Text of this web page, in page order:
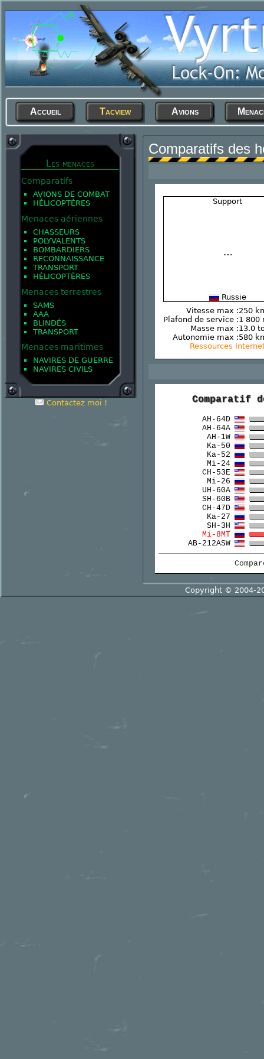
Accueil Tacview Avions
Les menaces
Comparatifs
AVIONS DE COMBAT
HÉLICOPTÈRES
Menaces aériennes
CHASSEURS
POLYVALENTS
BOMBARDIERS
RECONNAISSANCE
TRANSPORT
HÉLICOPTÈRES
Menaces terrestres
SAMS
AAA
BLINDÉS
TRANSPORT
Menaces maritimes
NAVIRES DE GUERRE
NAVIRES CIVILS
Contactez moi !
Comparatifs des
Support
Russie
Vitesse max :250
Plafond de service :1 800
Masse max :13.0
Autonomie max :580
Ressources
Comparatif
AH-64D
AH-64A
AH-1W
Ka-50
Ka-52
Mi-24
CH-53E
Mi-26
UH-60A
SH-60B
CH-47D
Ka-27
SH-3H
Mi-8MT
AB-212ASW
Copyright © 2004-